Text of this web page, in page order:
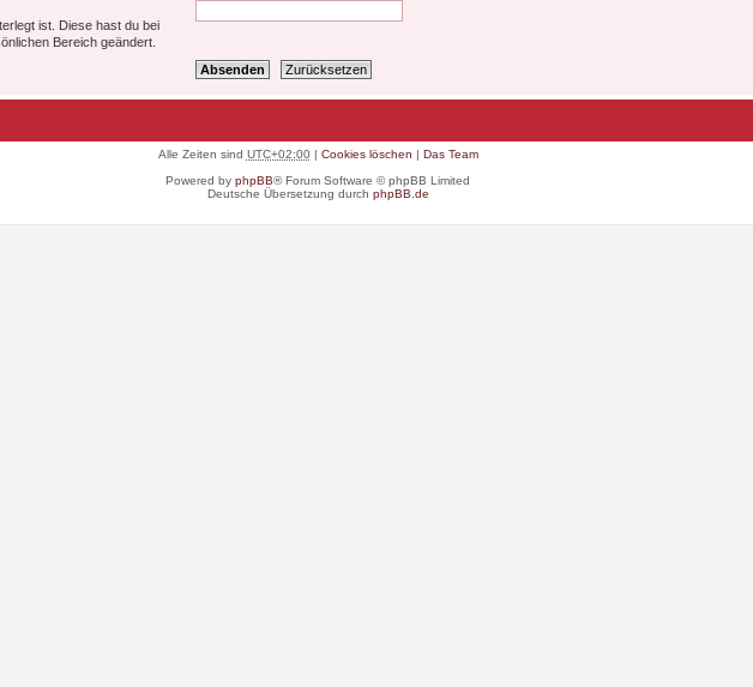
ist. Diese hast du bei
Bereich geändert.
Alle Zeiten sind UTC+02:00| Cookies löschen | Das Team
Powered by phpBB® Forum Software © phpBB Limited
Deutsche Übersetzung durch phpBB.de